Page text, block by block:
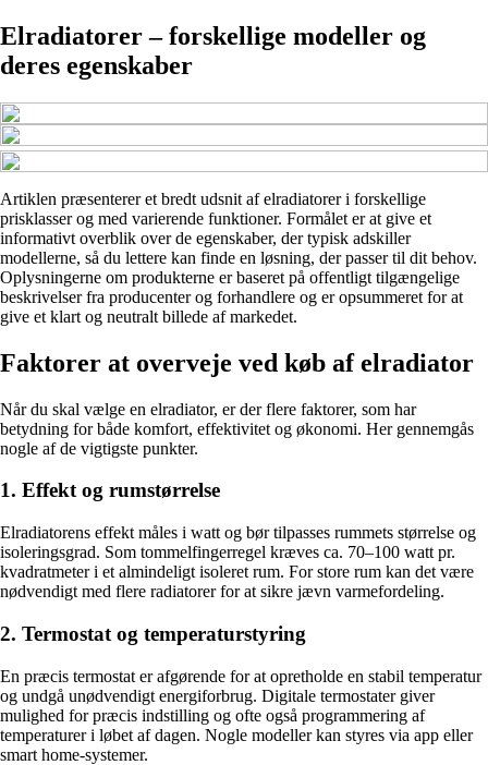
Elradiatorer – forskellige modeller og
deres egenskaber
Artiklen præsenterer et bredt udsnit af elradiatorer i forskellige
prisklasser og med varierende funktioner. Formålet er at give et
informativt overblik over de egenskaber, der typisk adskiller
modellerne, så du lettere kan finde en løsning, der passer til dit behov.
Oplysningerne om produkterne er baseret på offentligt tilgængelige
beskrivelser fra producenter og forhandlere og er opsummeret for at
give et klart og neutralt billede af markedet.
Faktorer at overveje ved køb af elradiator
Når du skal vælge en elradiator, er der flere faktorer, som har
betydning for både komfort, effektivitet og økonomi. Her gennemgås
nogle af de vigtigste punkter.
1. Effekt og rumstørrelse
Elradiatorens effekt måles i watt og bør tilpasses rummets størrelse og
isoleringsgrad. Som tommelfingerregel kræves ca. 70–100 watt pr.
kvadratmeter i et almindeligt isoleret rum. For store rum kan det være
nødvendigt med flere radiatorer for at sikre jævn varmefordeling.
2. Termostat og temperaturstyring
En præcis termostat er afgørende for at opretholde en stabil temperatur
og undgå unødvendigt energiforbrug. Digitale termostater giver
mulighed for præcis indstilling og ofte også programmering af
temperaturer i løbet af dagen. Nogle modeller kan styres via app eller
smart home-systemer.